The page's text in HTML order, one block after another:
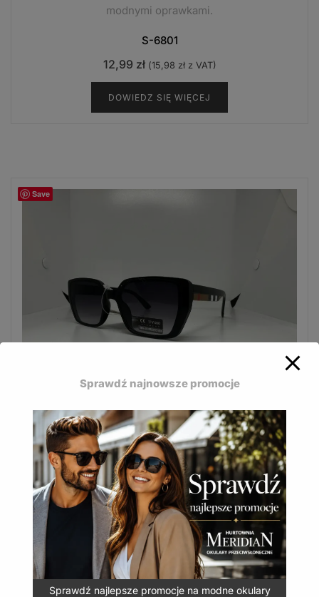
modnymi oprawkami.
S-6801
12,99 zł (15,98 złz VAT)
DOWIEDZ SIĘ WIĘCEJ
Save
uzupełniają miejski styl.
S-5239 A
12,99zł (15,98zł z VAT)
DODAJ DO KOSZYKA
Sprawdź najnowsze promocje
Sprawdź najlepsze promocje na modne okulary